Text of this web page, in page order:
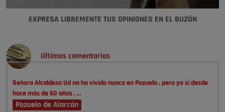
EXPRESA LIBREMENTE TUS OPINIONES EN EL BUZÓN
Últimos comentarios
Señora Alcaldesa Ud no ha vivido nunca en Pozuelo , pero yo si desde
hace más de 60 años , …
Pozuelo de Alarcón